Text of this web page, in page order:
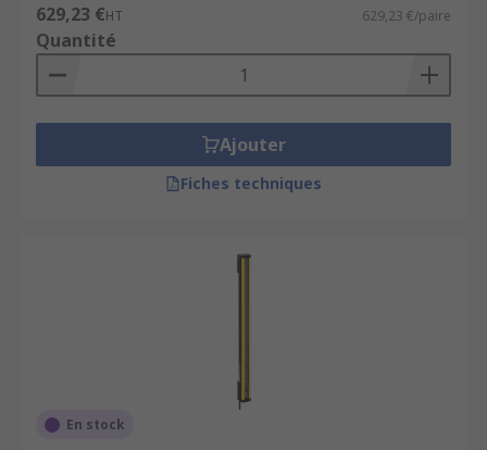
629,23 €HT 629,23 €/paire
Quantité
Ajouter
Fiches techniques
En stock